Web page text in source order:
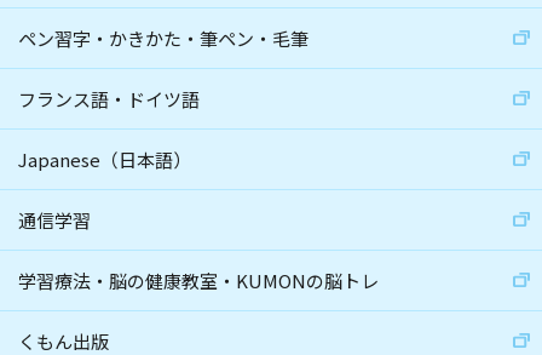
ペン習字・かきかた・筆ペン・毛筆
フランス語・ドイツ語
Japanese（日本語）
通信学習
学習療法・脳の健康教室・KUMONの脳トレ
くもん出版